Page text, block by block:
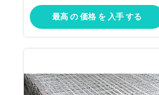
ている円形のフィルター・バッグの
おり
最高 の 価格 を 入手 する